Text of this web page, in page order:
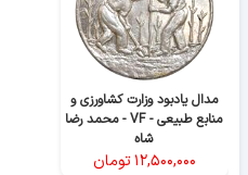
مدال یادبود وزارت کشاورزی و
منابع طبیعی - VF - محمد رضا
شاه
۱۲,۵۰۰,۰۰۰تومان